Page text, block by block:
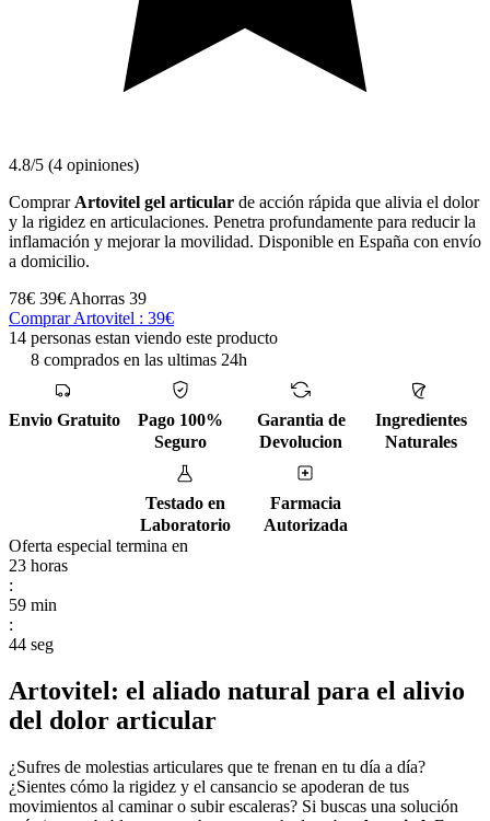
4.8/5 (4 opiniones)
Comprar Artovitel gel articular de acción rápida que alivia el dolor
y la rigidez en articulaciones. Penetra profundamente para reducir la
inflamación y mejorar la movilidad. Disponible en España con envío
a domicilio.
78€ 39€ Ahorras 39
Comprar Artovitel : 39€
14 personas estan viendo este producto
8 comprados en las ultimas 24h
Envio Gratuito
Pago 100%
Seguro
Garantia de
Devolucion
Ingredientes
Naturales
Testado en
Laboratorio
Farmacia
Autorizada
Oferta especial termina en
23 horas
:
59 min
:
42 seg
Artovitel: el aliado natural para el alivio
del dolor articular
¿Sufres de molestias articulares que te frenan en tu día a día?
¿Sientes cómo la rigidez y el cansancio se apoderan de tus
movimientos al caminar o subir escaleras? Si buscas una solución